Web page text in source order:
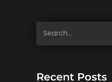
Recent Posts